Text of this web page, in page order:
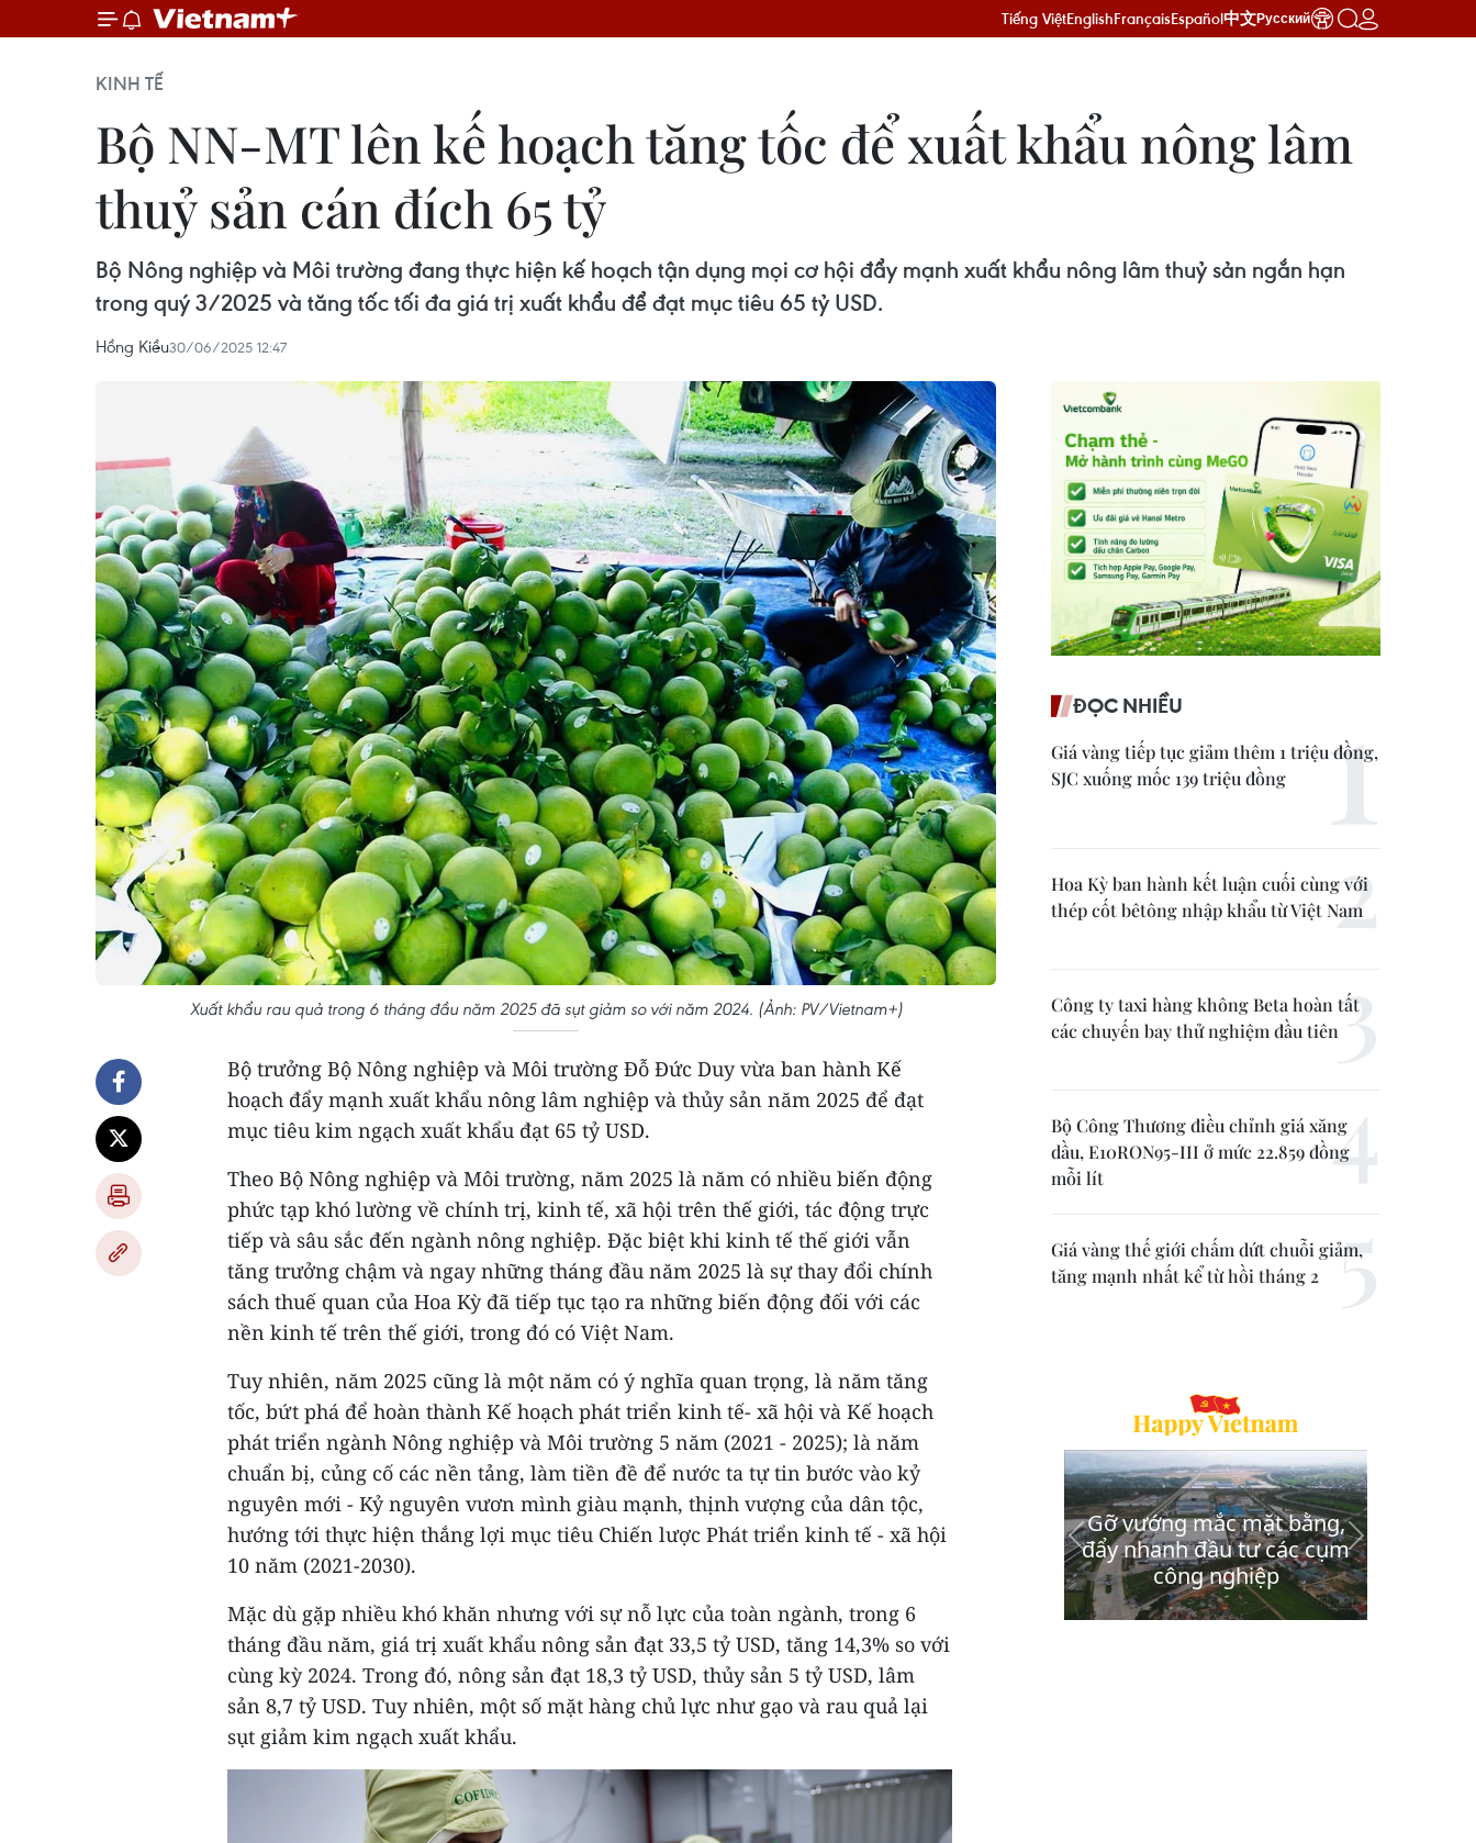
Tiếng ViệtEnglishFrançaisEspañol中文Русский
KINH TẾ
Bộ NN-MT lên kế hoạch tăng tốc để xuất khẩu nông lâm
thuỷ sản cán đích 65 tỷ
Bộ Nông nghiệp và Môi trường đang thực hiện kế hoạch tận dụng mọi cơ hội đẩy mạnh xuất khẩu nông lâm thuỷ sản ngắn hạn
trong quý 3/2025 và tăng tốc tối đa giá trị xuất khẩu để đạt mục tiêu 65 tỷ USD.
Hồng Kiều30/06/2025 12:47
Xuất khẩu rau quả trong 6 tháng đầu năm 2025 đã sụt giảm so với năm 2024. (Ảnh: PV/Vietnam+)
Bộ trưởng Bộ Nông nghiệp và Môi trường Đỗ Đức Duy vừa ban hành Kế
hoạch đẩy mạnh xuất khẩu nông lâm nghiệp và thủy sản năm 2025 để đạt
mục tiêu kim ngạch xuất khẩu đạt 65 tỷ USD.
Theo Bộ Nông nghiệp và Môi trường, năm 2025 là năm có nhiều biến động
phức tạp khó lường về chính trị, kinh tế, xã hội trên thế giới, tác động trực
tiếp và sâu sắc đến ngành nông nghiệp. Đặc biệt khi kinh tế thế giới vẫn
tăng trưởng chậm và ngay những tháng đầu năm 2025 là sự thay đổi chính
sách thuế quan của Hoa Kỳ đã tiếp tục tạo ra những biến động đối với các
nền kinh tế trên thế giới, trong đó có Việt Nam.
Tuy nhiên, năm 2025 cũng là một năm có ý nghĩa quan trọng, là năm tăng
tốc, bứt phá để hoàn thành Kế hoạch phát triển kinh tế- xã hội và Kế hoạch
phát triển ngành Nông nghiệp và Môi trường 5 năm (2021 - 2025); là năm
chuẩn bị, củng cố các nền tảng, làm tiền đề để nước ta tự tin bước vào kỷ
nguyên mới - Kỷ nguyên vươn mình giàu mạnh, thịnh vượng của dân tộc,
hướng tới thực hiện thắng lợi mục tiêu Chiến lược Phát triển kinh tế - xã hội
10 năm (2021-2030).
Mặc dù gặp nhiều khó khăn nhưng với sự nỗ lực của toàn ngành, trong 6
tháng đầu năm, giá trị xuất khẩu nông sản đạt 33,5 tỷ USD, tăng 14,3% so với
cùng kỳ 2024. Trong đó, nông sản đạt 18,3 tỷ USD, thủy sản 5 tỷ USD, lâm
sản 8,7 tỷ USD. Tuy nhiên, một số mặt hàng chủ lực như gạo và rau quả lại
sụt giảm kim ngạch xuất khẩu.
ĐỌC NHIỀU
Giá vàng tiếp tục giảm thêm 1 triệu đồng,
SJC xuống mốc 139 triệu đồng
Hoa Kỳ ban hành kết luận cuối cùng với
thép cốt bêtông nhập khẩu từ Việt Nam
Công ty taxi hàng không Beta hoàn tất
các chuyến bay thử nghiệm đầu tiên
Bộ Công Thương điều chỉnh giá xăng
dầu, E10RON95-III ở mức 22.859 đồng
mỗi lít
Giá vàng thế giới chấm dứt chuỗi giảm,
tăng mạnh nhất kể từ hồi tháng 2